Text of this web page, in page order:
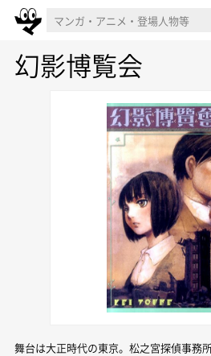
幻影博覧会
舞台は大正時代の東京。松之宮探偵事務